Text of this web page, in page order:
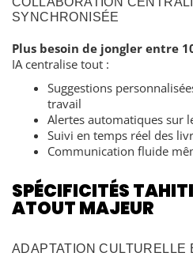
SYNCHRONISÉE
Plus besoin de jongler entre
IA centralise tout :
Suggestions
travail
Alertes automatiques sur
Suivi en temps réel des
Communication fluide
SPÉCIFICITÉS
ATOUT MAJEUR
ADAPTATION CULTURELLE